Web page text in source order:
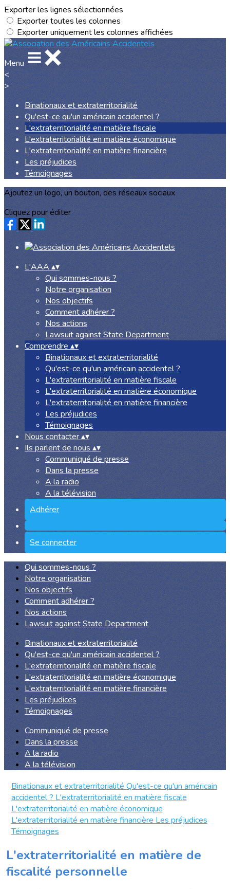
Exporter les lignes sélectionnées
Exporter toutes les colonnes
Exporter uniquement les colonnes affichées
Menu
<
>
Binationaux et extraterritorialité
Qu'est-ce qu'un américain accidentel ?
L'extraterritorialité en matière fiscale
L'extraterritorialité en matière économique
L'extraterritorialité en matière financière
Les préjudices
Témoignages
Ajoutez un logo, un bouton, des réseaux sociaux
Cliquez pour éditer
L'AAA▴▾
Qui sommes-nous ?
Notre organisation
Nos objectifs
Comment adhérer ?
Nos actions
Lawsuit against State Department
Comprendre ▴▾
Binationaux et extraterritorialité
Qu'est-ce qu'un américain accidentel ?
L'extraterritorialité en matière fiscale
L'extraterritorialité en matière économique
L'extraterritorialité en matière financière
Les préjudices
Témoignages
Nous contacter▴▾
Ils parlent de nous▴▾
Communiqué de presse
Dans la presse
A la radio
A la télévision
Adhérer
Se connecter
Qui sommes-nous ?
Notre organisation
Nos objectifs
Comment adhérer ?
Nos actions
Lawsuit against State Department
Binationaux et extraterritorialité
Qu'est-ce qu'un américain accidentel ?
L'extraterritorialité en matière fiscale
L'extraterritorialité en matière économique
L'extraterritorialité en matière financière
Les préjudices
Témoignages
Communiqué de presse
Dans la presse
A la radio
A la télévision
Binationaux et extraterritorialité Qu'est-ce qu'un américain
accidentel ? L'extraterritorialité en matière fiscale
L'extraterritorialité en matière économique
L'extraterritorialité en matière financière Les préjudices
Témoignages
L'extraterritorialité en matière de
fiscalité personnelle